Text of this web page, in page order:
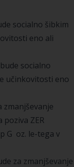
socialno šibkim
eno ali
socialno
učinkovitosti eno
zmanjševanje
poziva ZER
G oz. le-tega v
za zmanjševanje